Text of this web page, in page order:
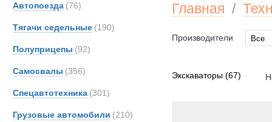
Автопоезда (76)
Тягачи седельные (190)
Полуприцепы (92)
Самосвалы (356)
Спецавтотехника (301)
Грузовые автомобили (210)
Главная /
Производители
Все
Экскаваторы (67)